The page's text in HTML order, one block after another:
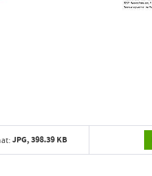
JPG,398.39 KB